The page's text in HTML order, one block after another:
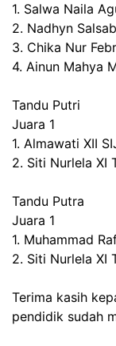
1. Salwa Naila
2. Nadhyn
3. Chika Nur
4. Ainun Mahya
Tandu Putri
Juara 1
1. Almawati XII
2. Siti Nurlela XI
Tandu Putra
Juara 1
1. Muhammad
2. Siti Nurlela XI
Terima kasih
pendidik sudah